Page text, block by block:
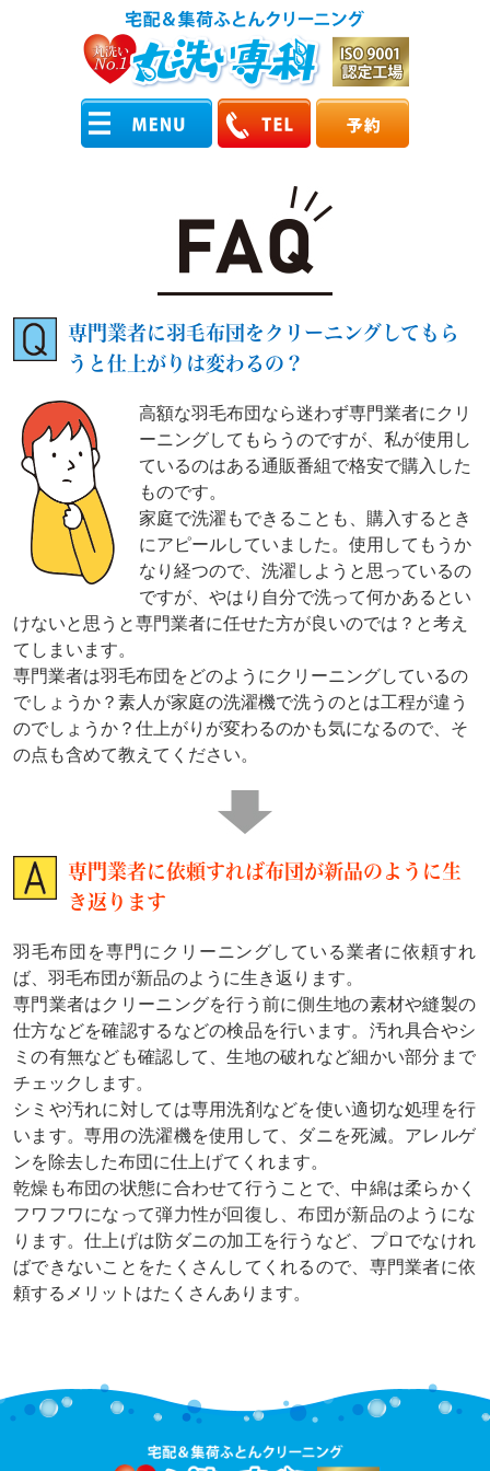
専門業者に羽毛布団をクリーニングしてもら
うと仕上がりは変わるの？
高額な羽毛布団なら迷わず専門業者にクリ
ーニングしてもらうのですが、私が使用し
ているのはある通販番組で格安で購入した
ものです。
家庭で洗濯もできることも、購入するとき
にアピールしていました。使用してもうか
なり経つので、洗濯しようと思っているの
ですが、やはり自分で洗って何かあるとい
けないと思うと専門業者に任せた方が良いのでは？と考え
てしまいます。
専門業者は羽毛布団をどのようにクリーニングしているの
でしょうか？素人が家庭の洗濯機で洗うのとは工程が違う
のでしょうか？仕上がりが変わるのかも気になるので、そ
の点も含めて教えてください。
専門業者に依頼すれば布団が新品のように生
き返ります
羽毛布団を専門にクリーニングしている業者に依頼すれ
ば、羽毛布団が新品のように生き返ります。
専門業者はクリーニングを行う前に側生地の素材や縫製の
仕方などを確認するなどの検品を行います。汚れ具合やシ
ミの有無なども確認して、生地の破れなど細かい部分まで
チェックします。
シミや汚れに対しては専用洗剤などを使い適切な処理を行
います。専用の洗濯機を使用して、ダニを死滅。アレルゲ
ンを除去した布団に仕上げてくれます。
乾燥も布団の状態に合わせて行うことで、中綿は柔らかく
フワフワになって弾力性が回復し、布団が新品のようにな
ります。仕上げは防ダニの加工を行うなど、プロでなけれ
ばできないことをたくさんしてくれるので、専門業者に依
頼するメリットはたくさんあります。